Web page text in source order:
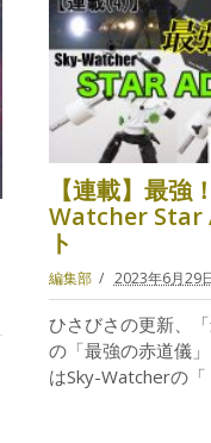
【連載】最強
Watcher Star
ト
編集部 2023年6月29
ひさびさの更新、
の「最強の赤道儀
はSky-Watcherの